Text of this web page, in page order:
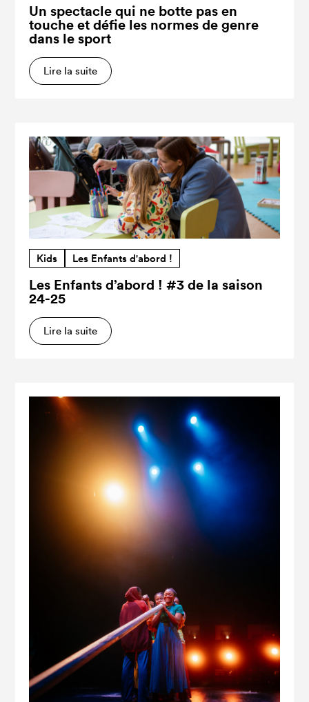
Un spectacle qui ne botte pas en
touche et défie les normes de genre
dans le sport
Lire la suite
Kids Les Enfants d'abord !
Les Enfants d’abord ! #3 de la saison
24-25
Lire la suite